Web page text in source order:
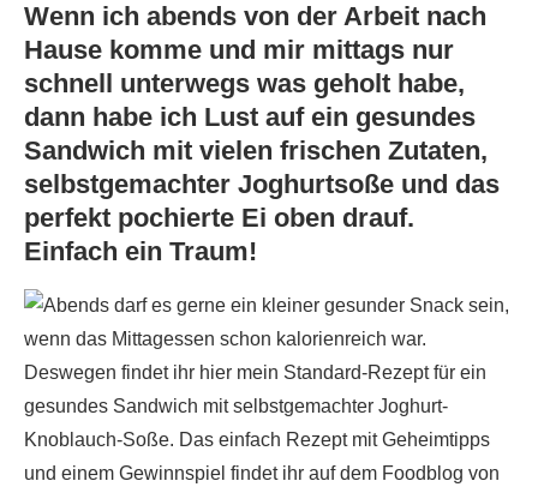
Wenn ich abends von der Arbeit nach
Hause komme und mir mittags nur
schnell unterwegs was geholt habe,
dann habe ich Lust auf ein gesundes
Sandwich mit vielen frischen Zutaten,
selbstgemachter Joghurtsoße und das
perfekt pochierte Ei oben drauf.
Einfach ein Traum!